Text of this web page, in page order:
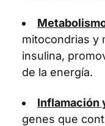
mitocondrias y
insulina,
de la energía.
Inflamación
genes que